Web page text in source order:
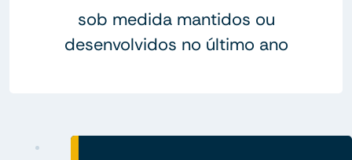
sob medida mantidos ou
desenvolvidos no último ano